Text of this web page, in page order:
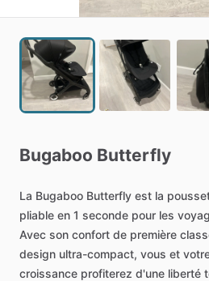
Bugaboo Butterfly
La Bugaboo Butterfly est la
pliable en 1 seconde pour les
Avec son confort de première
design ultra-compact, vous et
croissance profiterez d'une liberté